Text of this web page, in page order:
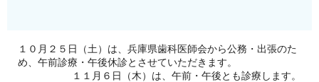
１０月２５日（土）は、兵庫県歯科医師会から公務・出張のた
め、午前診療・午後休診とさせていただきます。
１１月６日（木）は、午前・午後とも診療します。